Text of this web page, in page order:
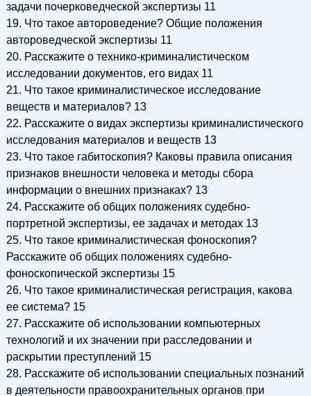
задачи почерковедческой экспертизы 11
19. Что такое автороведение? Общие положения
автороведческой экспертизы 11
20. Расскажите о технико-криминалистическом
исследовании документов, его видах 11
21. Что такое криминалистическое исследование
веществ и материалов? 13
22. Расскажите о видах экспертизы криминалистического
исследования материалов и веществ 13
23. Что такое габитоскопия? Каковы правила описания
признаков внешности человека и методы сбора
информации о внешних признаках? 13
24. Расскажите об общих положениях судебно-
портретной экспертизы, ее задачах и методах 13
25. Что такое криминалистическая фоноскопия?
Расскажите об общих положениях судебно-
фоноскопической экспертизы 15
26. Что такое криминалистическая регистрация, какова
ее система? 15
27. Расскажите об использовании компьютерных
технологий и их значении при расследовании и
раскрытии преступлений 15
28. Расскажите об использовании специальных познаний
в деятельности правоохранительных органов при